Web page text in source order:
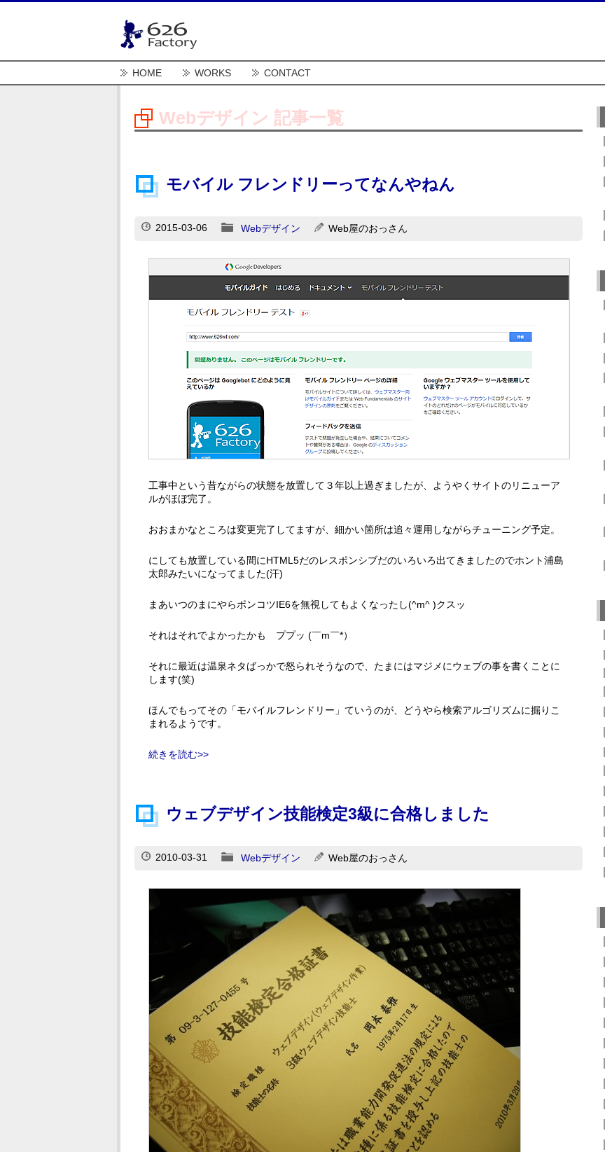
HOME WORKS CONTACT
Webデザイン 記事一覧
モバイル フレンドリーってなんやねん
2015-03-06 Webデザイン Web屋のおっさん
工事中という昔ながらの状態を放置して３年以上過ぎましたが、ようやくサイトのリニューア
ルがほぼ完了。
おおまかなところは変更完了してますが、細かい箇所は追々運用しながらチューニング予定。
にしても放置している間にHTML5だのレスポンシブだのいろいろ出てきましたのでホント浦島
太郎みたいになってました(汗)
まあいつのまにやらポンコツIE6を無視してもよくなったし(^m^ )クスッ
それはそれでよかったかも ププッ (￣m￣*）
それに最近は温泉ネタばっかで怒られそうなので、たまにはマジメにウェブの事を書くことに
します(笑)
ほんでもってその「モバイルフレンドリー」ていうのが、どうやら検索アルゴリズムに掘りこ
まれるようです。
続きを読む>>
ウェブデザイン技能検定3級に合格しました
2010-03-31 Webデザイン Web屋のおっさん